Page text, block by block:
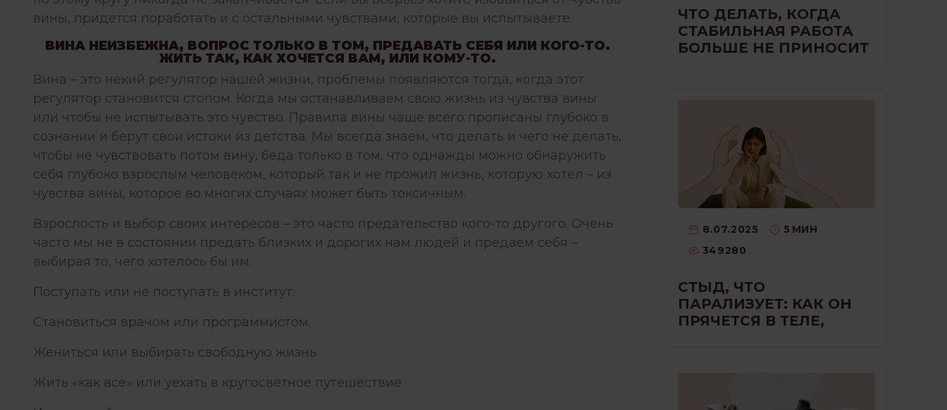
вины, придется поработать и с остальными чувствами, которые вы испытываете.
ВИНА НЕИЗБЕЖНА, ВОПРОС ТОЛЬКО В ТОМ, ПРЕДАВАТЬ СЕБЯ ИЛИ КОГО-ТО.
ЖИТЬ ТАК, КАК ХОЧЕТСЯ ВАМ, ИЛИ КОМУ-ТО.
Вина – это некий регулятор нашей жизни, проблемы появляются тогда, когда этот
регулятор становится стопом. Когда мы останавливаем свою жизнь из чувства вины
или чтобы не испытывать это чувство. Правила вины чаще всего прописаны глубоко в
сознании и берут свои истоки из детства. Мы всегда знаем, что делать и чего не делать,
чтобы не чувствовать потом вину, беда только в том, что однажды можно обнаружить
себя глубоко взрослым человеком, который так и не прожил жизнь, которую хотел – из
чувства вины, которое во многих случаях может быть токсичным.
Взрослость и выбор своих интересов – это часто предательство кого-то другого. Очень
часто мы не в состоянии предать близких и дорогих нам людей и предаем себя –
выбирая то, чего хотелось бы им.
Поступать или не поступать в институт.
Становиться врачом или программистом.
Жениться или выбирать свободную жизнь.
Жить «как все» или уехать в кругосветное путешествие.
ЧТО ДЕЛАТЬ, КОГДА
СТАБИЛЬНАЯ РАБОТА
БОЛЬШЕ НЕ ПРИНОСИТ
8.07.2025 5 МИН
349280
СТЫД, ЧТО
ПАРАЛИЗУЕТ: КАК ОН
ПРЯЧЕТСЯ В ТЕЛЕ,